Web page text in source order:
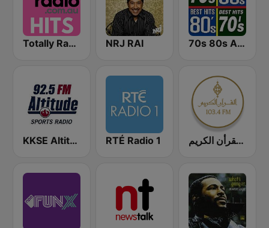
Totally Radio Hits NRJ RAI 70s 80s All Time Greatest
KKSE Altitude Sports Radio RTÉ Radio 1 إذاعة القرأن الكريم